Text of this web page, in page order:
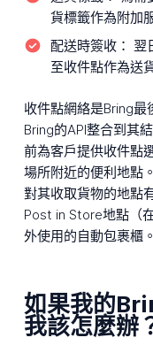
貨標籤作為附加
配送時簽收： 翌
至收件點作為送
收件點網絡是Bring
Bring的API整合到其
前為客戶提供收件點
場所附近的便利地點
對其收取貨物的地點
Post in Store地點（
外使用的自動包裹櫃。
如果我的
我該怎麼辦